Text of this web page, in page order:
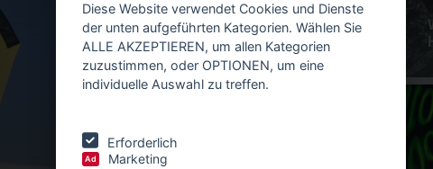
Diese Website verwendet Cookies und Dienste
der unten aufgeführten Kategorien. Wählen Sie
ALLE AKZEPTIEREN, um allen Kategorien
zuzustimmen, oder OPTIONEN, um eine
individuelle Auswahl zu treffen.
Erforderlich
Ad Marketing